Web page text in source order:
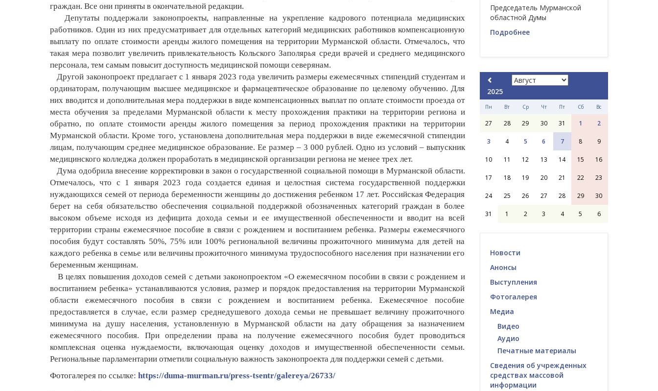
граждан. Все они приняты в окончательной редакции.
Депутаты поддержали законопроекты, направленные на укрепление кадрового потенциала медицинских
работников. Один из них предусматривает для отдельных категорий медицинских работников компенсационную
выплату по оплате стоимости аренды жилого помещения на территории Мурманской области. Отмечалось, что
такая мера позволит увеличить привлекательность Кольского Заполярья среди врачей и среднего медицинского
персонала, тем самым повысит доступность медицинской помощи северянам.
Другой законопроект предлагает с 1 января 2023 года увеличить размеры ежемесячных стипендий студентам и
ординаторам, получающим высшее медицинское и фармацевтическое образование по целевому обучению. Для
них вводится и дополнительная мера поддержки в виде компенсационных выплат по оплате стоимости проезда от
места обучения за пределами Мурманской области к месту прохождения практики на территории региона и
обратно, по оплате стоимости аренды жилого помещения за период прохождения практики на территории
Мурманской области. Кроме того, установлена дополнительная мера поддержки в виде ежемесячной стипендии
лицам, получающим среднее медицинское образование. Ее размер – 3 000 рублей. Одно из условий – выпускник
медицинского колледжа должен проработать в медицинской организации региона не менее трех лет.
Дума одобрила внесение корректировки в закон о государственной социальной помощи в Мурманской области.
Отмечалось, что с 1 января 2023 года создается единая и целостная система государственной поддержки
нуждающихся семей от периода беременности женщины до достижения ребенком 17 лет. Российская Федерация
берет на себя обязательство обеспечения социальной поддержкой обозначенных категорий граждан в более
высоком объеме исходя из дефицита дохода семьи и ее имущественной обеспеченности и вводит на всей
территории страны ежемесячное пособие в связи с рождением и воспитанием ребенка. Размеры ежемесячного
пособия будут составлять 50%, 75% или 100% региональной величины прожиточного минимума для детей на
каждого ребенка в семье или величины прожиточного минимума трудоспособного населения при назначении его
беременным женщинам.
В целях повышения доходов семей с детьми законопроектом «О ежемесячном пособии в связи с рождением и
воспитанием ребенка» устанавливаются условия, размер и порядок предоставления на территории Мурманской
области ежемесячного пособия в связи с рождением и воспитанием ребенка. Ежемесячное пособие
предоставляется в случае, если размер среднедушевого дохода семьи не превышает величину прожиточного
минимума на душу населения, установленную в Мурманской области на дату обращения за назначением
ежемесячного пособия. При определении права на получение ежемесячного пособия будет проводиться
комплексная оценка нуждаемости, включающая оценку доходов и имущественной обеспеченности семьи.
Региональные парламентарии отметили социальную важность законопроекта для поддержки семей с детьми.
Фотогалерея по ссылке: https://duma-murman.ru/press-tsentr/galereya/26733/
Председатель Мурманской
областной Думы
Подробнее
2025
Пн Вт Ср Чт Пт Сб Вс
27 28 29 30 31 1 2
3 4 5 6 7 8 9
10 11 12 13 14 15 16
17 18 19 20 21 22 23
24 25 26 27 28 29 30
31 1 2 3 4 5 6
Новости
Анонсы
Выступления
Фотогалерея
Медиа
Видео
Аудио
Печатные материалы
Сведения об учрежденных
средствах массовой
информации